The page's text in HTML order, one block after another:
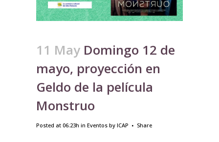
11 May Domingo 12 de
mayo, proyección en
Geldo de la película
Monstruo
Posted at 06:23h in Eventos by ICAP Share